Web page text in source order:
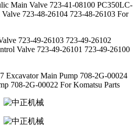
Main Valve 723-41-08100 PC350LC-
723-48-26104 723-48-26103 For
723-49-26103 723-49-26102
Valve 723-49-26101 723-49-26100
Excavator Main Pump 708-2G-00024
708-2G-00022 For Komatsu Parts